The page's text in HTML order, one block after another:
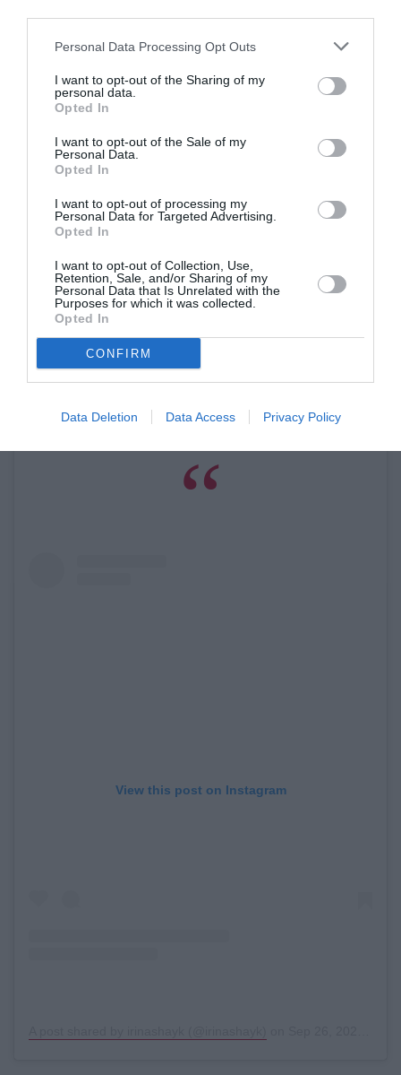
Personal Data Processing Opt Outs
I want to opt-out of the Sharing of my
personal data.
Opted In
I want to opt-out of the Sale of my
Personal Data.
Opted In
I want to opt-out of processing my
Personal Data for Targeted Advertising.
Opted In
I want to opt-out of Collection, Use,
Retention, Sale, and/or Sharing of my
Personal Data that Is Unrelated with the
Purposes for which it was collected.
Opted In
CONFIRM
Data Deletion Data Access Privacy Policy
View this post on Instagram
spring ready to wear 2021? ? #fashionlittleblackstar
#irinashayk #spring2021#vogue#springtrends
#nyfw#lfw#pfw#mfw#voguemagazine
#fashions#fashionkiller #runway #designers#voguerunway
#instafashion#fashionfollowers#fashionblogger#models#m
oda#gorgeous#stylish#style#dressed#dresses#fashion#fas
View this post on Instagram